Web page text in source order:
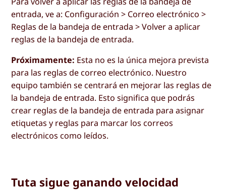
entrada, ve a: Configuración > Correo electrónico >
Reglas de la bandeja de entrada > Volver a aplicar
reglas de la bandeja de entrada.
Próximamente: Esta no es la única mejora prevista
para las reglas de correo electrónico. Nuestro
equipo también se centrará en mejorar las reglas de
la bandeja de entrada. Esto significa que podrás
crear reglas de la bandeja de entrada para asignar
etiquetas y reglas para marcar los correos
electrónicos como leídos.
Tuta sigue ganando velocidad